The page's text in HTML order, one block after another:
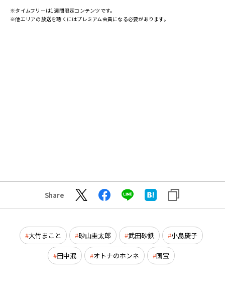
※タイムフリーは1週間限定コンテンツです。
※他エリアの放送を聴くにはプレミアム会員になる必要があります。
Share
大竹まこと 砂山圭太郎 武田砂鉄 小島慶子
田中泯 オトナのホンネ 国宝